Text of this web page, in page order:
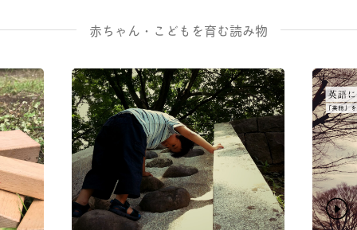
赤ちゃん・こどもを育む読み物